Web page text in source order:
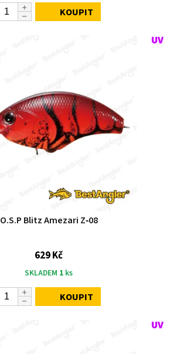
KOUPIT
O.S.P Blitz Amezari Z‑08
629 Kč
SKLADEM 1 ks
KOUPIT